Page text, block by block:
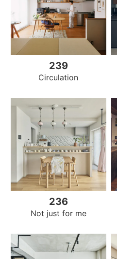
239
Circulation
236
Not just for me